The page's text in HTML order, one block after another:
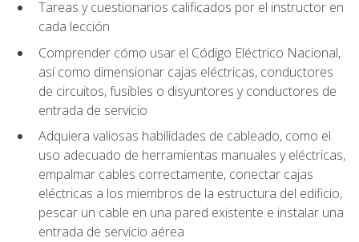
Tareas y cuestionarios calificados por el instructor en
cada lección
Comprender cómo usar el Código Eléctrico Nacional,
así como dimensionar cajas eléctricas, conductores
de circuitos, fusibles o disyuntores y conductores de
entrada de servicio
Adquiera valiosas habilidades de cableado, como el
uso adecuado de herramientas manuales y eléctricas,
empalmar cables correctamente, conectar cajas
eléctricas a los miembros de la estructura del edificio,
pescar un cable en una pared existente e instalar una
entrada de servicio aérea